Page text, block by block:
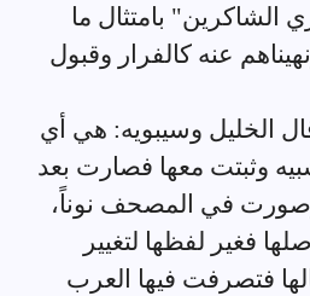
الشاكرين" بامتثال ما
عنه كالفرار وقبول
قال الخليل وسيبويه: هي أي
وثبتت معها فصارت بعد
في المصحف نوناً،
فغير لفظها لتغيير
فتصرفت فيها العرب